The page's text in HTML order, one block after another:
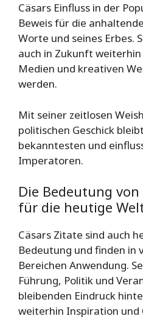
Cäsars Einfluss in der
Beweis für die
Worte und seines Erbes.
auch in Zukunft
Medien und kreativen
werden.
Mit seiner zeitlosen
politischen Geschick
bekanntesten und
Imperatoren.
Die Bedeutung
für die heutige
Cäsars Zitate sind auch
Bedeutung und finden in
Bereichen Anwendung.
Führung, Politik und
bleibenden Eindruck
weiterhin Inspiration